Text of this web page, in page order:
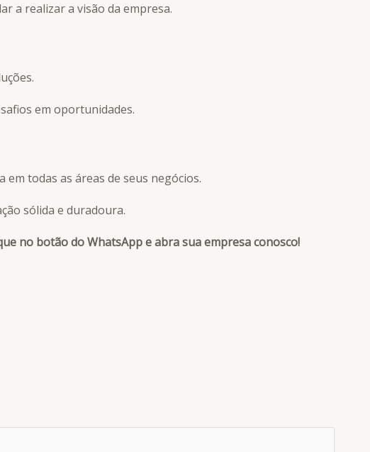
a realizar a visão da empresa.
em oportunidades.
todas as áreas de seus negócios.
sólida e duradoura.
no botão do WhatsApp e abra sua empresa conosco!